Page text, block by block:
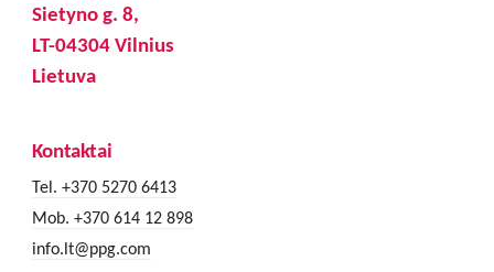
Sietyno g. 8,
LT-04304 Vilnius
Lietuva
Kontaktai
Tel. +370 5270 6413
Mob. +370 614 12 898
info.lt@ppg.com